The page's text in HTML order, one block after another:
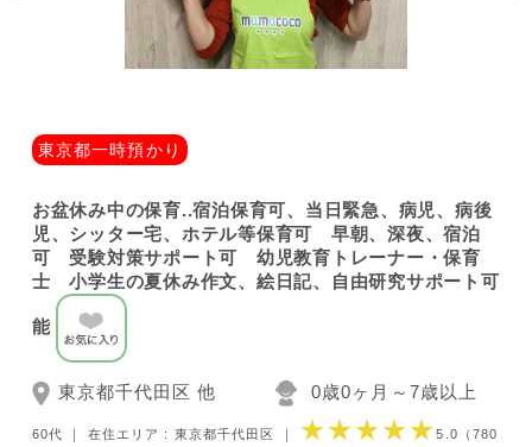
東京都一時預かり
お盆休み中の保育..宿泊保育可、当日緊急、病児、病後
児、シッター宅、ホテル等保育可 早朝、深夜、宿泊
可 受験対策サポート可 幼児教育トレーナー・保育
士 小学生の夏休み作文、絵日記、自由研究サポート可
能
東京都千代田区 他 0歳0ヶ月～7歳以上
60代 ｜ 在住エリア : 東京都千代田区 ★★★★★5.0 （780